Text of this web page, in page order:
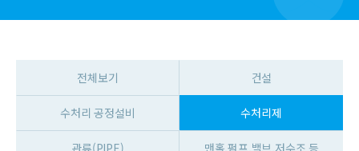
전체보기 건설
수처리 공정설비 수처리제
관류(PIPE) 맨홀,펌프,밸브,저수조 등